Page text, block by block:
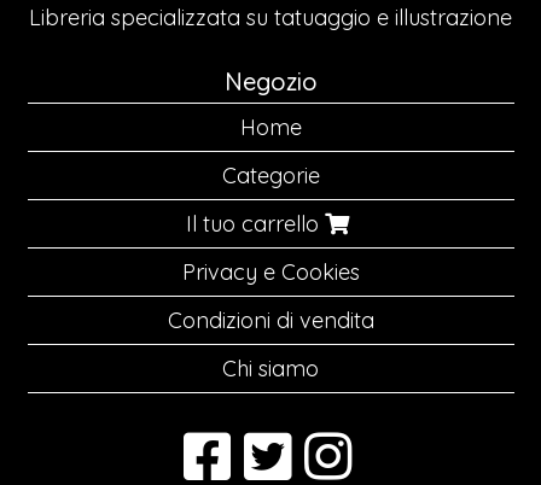
Libreria specializzata su tatuaggio e illustrazione
Negozio
Home
Categorie
Il tuo carrello
Privacy e Cookies
Condizioni di vendita
Chi siamo